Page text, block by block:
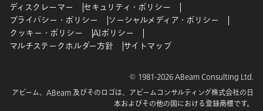
ディスクレーマー
セキュリティ・ポリシー
プライバシー・ポリシー
ソーシャルメディア・ポリシー
クッキー・ポリシー
AIポリシー
マルチステークホルダー方針
サイトマップ
© 1981-2026 ABeam Consulting Ltd.
アビーム、ABeam 及びそのロゴは、アビームコンサルティング株式会社の日
本およびその他の国における登録商標です。